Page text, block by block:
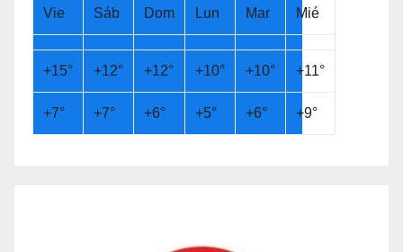
Vie Sáb Dom Lun Mar Mié
+15° +12° +12° +10° +10° +11°
+7° +7° +6° +5° +6° +9°